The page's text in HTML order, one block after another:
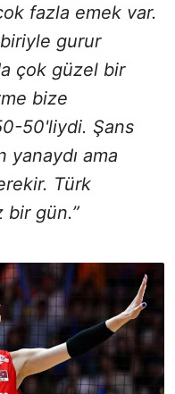
fazla emek var.
biriyle gurur
çok güzel bir
bize
50'liydi. Şans
yanaydı ama
Türk
bir gün.”